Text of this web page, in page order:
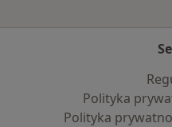
Polityka
Polityka